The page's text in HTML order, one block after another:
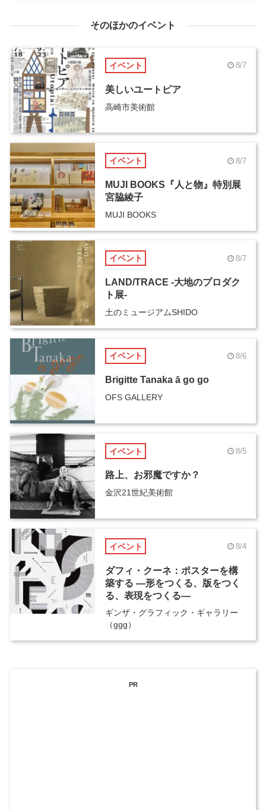
そのほかのイベント
イベント 8/7
美しいユートピア
高崎市美術館
イベント 8/7
MUJI BOOKS『人と物』特別展
宮脇綾子
MUJI BOOKS
イベント 8/7
LAND/TRACE -大地のプロダク
ト展-
土のミュージアムSHIDO
イベント 8/6
Brigitte Tanaka ā go go
OFS GALLERY
イベント 8/5
路上、お邪魔ですか？
金沢21世紀美術館
イベント 8/4
ダフィ・クーネ：ポスターを構
築する ―形をつくる、版をつく
る、表現をつくる―
ギンザ・グラフィック・ギャラリー
（ggg）
PR